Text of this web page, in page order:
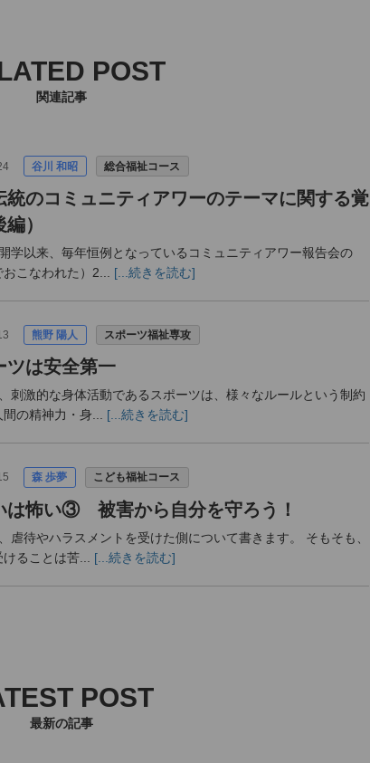
POST
関連記事
谷川 和昭 総合福祉コース
統のコミュニティアワーのテーマに関する覚
）
学以来、毎年恒例となっているコミュニティアワー報告会の
おこなわれた）2... [...続きを読む]
熊野 陽人 スポーツ福祉専攻
ツは安全第一
刺激的な身体活動であるスポーツは、様々なルールという制約
の精神力・身... [...続きを読む]
森 歩夢 こども福祉コース
は怖い③ 被害から自分を守ろう！
虐待やハラスメントを受けた側について書きます。 そもそも、
ることは苦... [...続きを読む]
POST
最新の記事